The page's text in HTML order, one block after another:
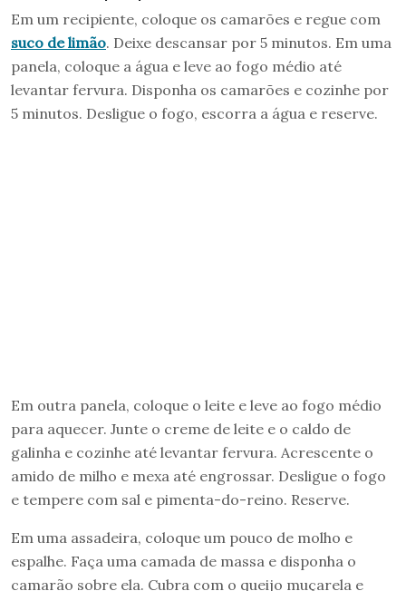
Em um recipiente, coloque os camarões e regue com
suco de limão. Deixe descansar por 5 minutos. Em uma
panela, coloque a água e leve ao fogo médio até
levantar fervura. Disponha os camarões e cozinhe por
5 minutos. Desligue o fogo, escorra a água e reserve.
Em outra panela, coloque o leite e leve ao fogo médio
para aquecer. Junte o creme de leite e o caldo de
galinha e cozinhe até levantar fervura. Acrescente o
amido de milho e mexa até engrossar. Desligue o fogo
e tempere com sal e pimenta-do-reino. Reserve.
Em uma assadeira, coloque um pouco de molho e
espalhe. Faça uma camada de massa e disponha o
camarão sobre ela. Cubra com o queijo muçarela e